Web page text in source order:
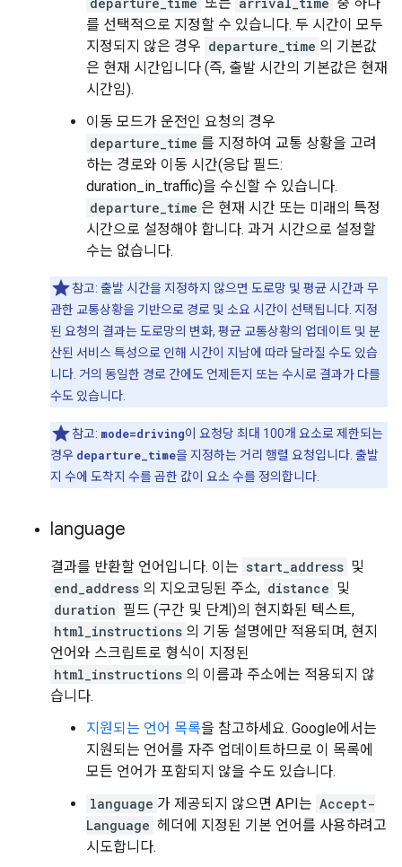
를 선택적으로 지정할 수 있습니다. 두 시간이 모두
지정되지 않은 경우 departure_time 의 기본값
은 현재 시간입니다 (즉, 출발 시간의 기본값은 현재
시간임).
이동 모드가 운전인 요청의 경우
departure_time 를 지정하여 교통 상황을 고려
하는 경로와 이동 시간(응답 필드:
duration_in_traffic)을 수신할 수 있습니다.
departure_time 은 현재 시간 또는 미래의 특정
시간으로 설정해야 합니다. 과거 시간으로 설정할
수는 없습니다.
참고: 출발 시간을 지정하지 않으면 도로망 및 평균 시간과 무
관한 교통상황을 기반으로 경로 및 소요 시간이 선택됩니다. 지정
된 요청의 결과는 도로망의 변화, 평균 교통상황의 업데이트 및 분
산된 서비스 특성으로 인해 시간이 지남에 따라 달라질 수도 있습
니다. 거의 동일한 경로 간에도 언제든지 또는 수시로 결과가 다를
수도 있습니다.
참고: mode=driving이 요청당 최대 100개 요소로 제한되는
경우 departure_time을 지정하는 거리 행렬 요청입니다. 출발
지 수에 도착지 수를 곱한 값이 요소 수를 정의합니다.
language
결과를 반환할 언어입니다. 이는 start_address 및
end_address 의 지오코딩된 주소, distance 및
duration 필드 (구간 및 단계)의 현지화된 텍스트,
html_instructions 의 기동 설명에만 적용되며, 현지
언어와 스크립트로 형식이 지정된
html_instructions 의 이름과 주소에는 적용되지 않
습니다.
지원되는 언어 목록을 참고하세요. Google에서는
지원되는 언어를 자주 업데이트하므로 이 목록에
모든 언어가 포함되지 않을 수도 있습니다.
language 가 제공되지 않으면 API는 Accept-
Language 헤더에 지정된 기본 언어를 사용하려고
시도합니다.